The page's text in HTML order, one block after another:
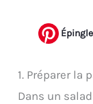
1. Préparer la
Dans un